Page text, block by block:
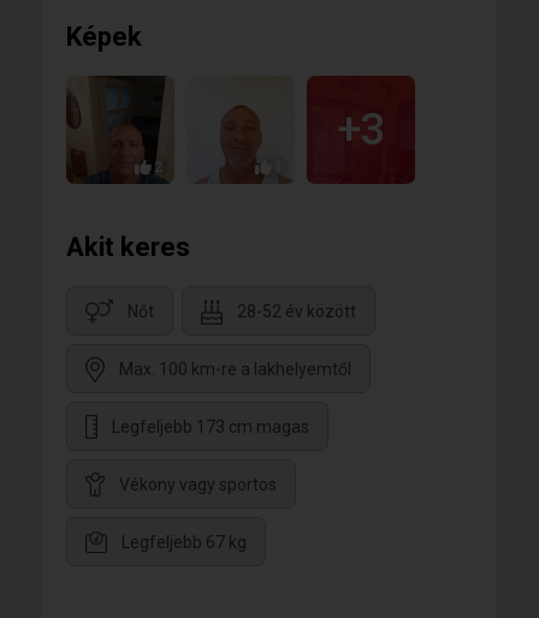
Képek
2
+3
Akit keres
Nőt 28-52 év között
Max. 100 km-re a lakhelyemtől
Legfeljebb 173 cm magas
Vékony vagy sportos
Legfeljebb 67 kg